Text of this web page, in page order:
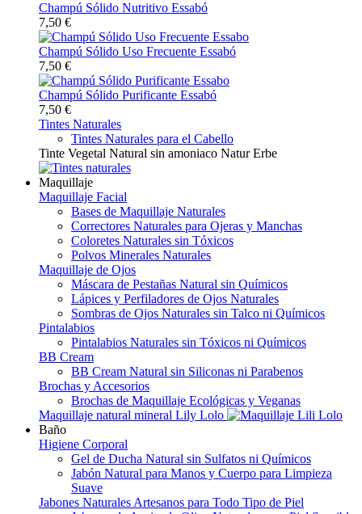
Champú Sólido Nutritivo Essabó
7,50 €
Champú Sólido Uso Frecuente Essabó
7,50 €
Champú Sólido Purificante Essabó
7,50 €
Tintes Naturales
Tintes Naturales para el Cabello
Tinte Vegetal Natural sin amoniaco Natur Erbe
Maquillaje
Maquillaje Facial
Bases de Maquillaje Naturales
Correctores Naturales para Ojeras y Manchas
Coloretes Naturales sin Tóxicos
Polvos Minerales Naturales
Maquillaje de Ojos
Máscara de Pestañas Natural sin Químicos
Lápices y Perfiladores de Ojos Naturales
Sombras de Ojos Naturales sin Talco ni Químicos
Pintalabios
Pintalabios Naturales sin Tóxicos ni Químicos
BB Cream
BB Cream Natural sin Siliconas ni Parabenos
Brochas y Accesorios
Brochas de Maquillaje Ecológicas y Veganas
Maquillaje natural mineral Lily Lolo
Baño
Higiene Corporal
Gel de Ducha Natural sin Sulfatos ni Químicos
Jabón Natural para Manos y Cuerpo para Limpieza
Suave
Jabones Naturales Artesanos para Todo Tipo de Piel